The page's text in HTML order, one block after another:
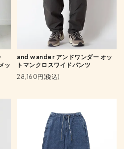
ッ
and wander アンドワンダー オッ
トマンクロスワイドパンツ
28,160円(税込)